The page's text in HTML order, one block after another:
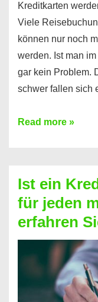
Kreditkarten
Viele
können nur noch
werden. Ist man
gar kein Problem.
schwer fallen sich
Kreditkarte
Prepaid
ist
nicht
nur
für
Handy
Read more »
Ist ein
für jeden
erfahren